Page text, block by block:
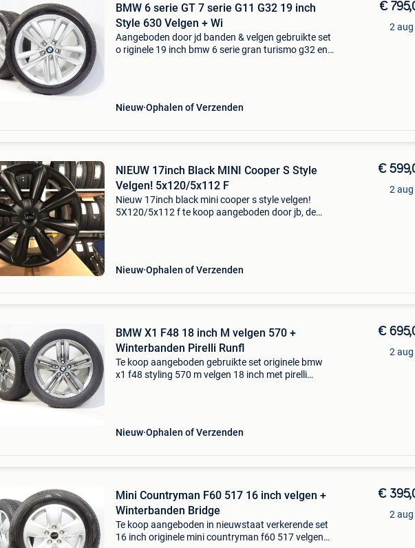
BMW 6 serie GT 7 serie G11 G32 19 inch
Style 630 Velgen + Wi
Aangeboden door jd banden & velgen gebruikte set
o riginele 19 inch bmw 6 serie gran turismo g32 en
Nieuw Ophalen of Verzenden
€
2
NIEUW 17inch Black MINI Cooper S Style
Velgen! 5x120/5x112 F
Nieuw 17inch black mini cooper s style velgen!
5X120/5x112 f te koop aangeboden door jb, de
Nieuw Ophalen of Verzenden
€
2
BMW X1 F48 18 inch M velgen 570 +
Winterbanden Pirelli Runfl
Te koop aangeboden gebruikte set originele bmw
x1 f48 styling 570 m velgen 18 inch met pirelli
Nieuw Ophalen of Verzenden
€
2
Mini Countryman F60 517 16 inch velgen +
Winterbanden Bridge
Te koop aangeboden in nieuwstaat verkerende set
16 inch originele mini countryman f60 517 velgen
€
2